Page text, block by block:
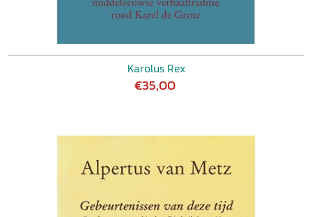
Karolus Rex
€35,00